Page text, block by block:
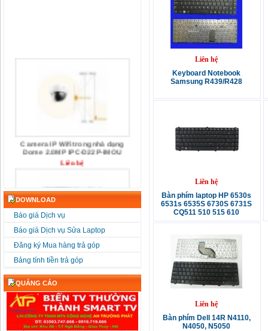
Dome 2.0MP IPC-D22P-IMOU
Liên hệ
Camera IP Wifi Dome 4.0MP IPC-
D42P-IMOU
Liên hệ
DOWNLOAD
Báo giá Dịch vụ
Báo giá Dịch vụ Sửa Laptop
Đăng ký Mua hàng trả góp
Bảng tính tiền trả góp
QUẢNG CÁO
Liên hệ
Keyboard Notebook
Samsung R439/R428
Liên hệ
Bàn phím laptop HP 6530s
6531s 6535S 6730S 6731S
CQ511 510 515 610
Liên hệ
Bàn phím Dell 14R N4110,
N4050, N5050